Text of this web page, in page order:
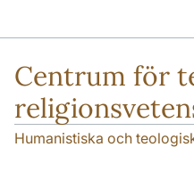
Centrum för
Humanistiska och